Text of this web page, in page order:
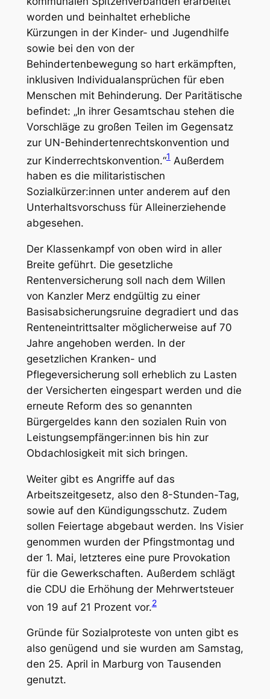
worden und beinhaltet erhebliche
Kürzungen in der Kinder- und Jugendhilfe
sowie bei den von der
Behindertenbewegung so hart erkämpften,
inklusiven Individualansprüchen für eben
Menschen mit Behinderung. Der Paritätische
befindet: „In ihrer Gesamtschau stehen die
Vorschläge zu großen Teilen im Gegensatz
zur UN-Behindertenrechtskonvention und
zur Kinderrechtskonvention.“1Außerdem
haben es die militaristischen
Sozialkürzer:innen unter anderem auf den
Unterhaltsvorschuss für Alleinerziehende
abgesehen.
Der Klassenkampf von oben wird in aller
Breite geführt. Die gesetzliche
Rentenversicherung soll nach dem Willen
von Kanzler Merz endgültig zu einer
Basisabsicherungsruine degradiert und das
Renteneintrittsalter möglicherweise auf 70
Jahre angehoben werden. In der
gesetzlichen Kranken- und
Pflegeversicherung soll erheblich zu Lasten
der Versicherten eingespart werden und die
erneute Reform des so genannten
Bürgergeldes kann den sozialen Ruin von
Leistungsempfänger:innen bis hin zur
Obdachlosigkeit mit sich bringen.
Weiter gibt es Angriffe auf das
Arbeitszeitgesetz, also den 8-Stunden-Tag,
sowie auf den Kündigungsschutz. Zudem
sollen Feiertage abgebaut werden. Ins Visier
genommen wurden der Pfingstmontag und
der 1. Mai, letzteres eine pure Provokation
für die Gewerkschaften. Außerdem schlägt
die CDU die Erhöhung der Mehrwertsteuer
von 19 auf 21 Prozent vor.2
Gründe für Sozialproteste von unten gibt es
also genügend und sie wurden am Samstag,
den 25. April in Marburg von Tausenden
genutzt.